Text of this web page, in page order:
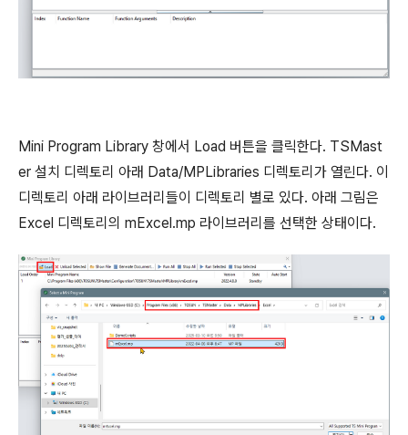
Mini Program Library 창에서 Load 버튼을 클릭한다. TSMast
er 설치 디렉토리 아래 Data/MPLibraries 디렉토리가 열린다. 이
디렉토리 아래 라이브러리들이 디렉토리 별로 있다. 아래 그림은
Excel 디렉토리의 mExcel.mp 라이브러리를 선택한 상태이다.